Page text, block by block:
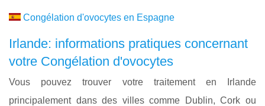
Congélation d'ovocytes en Espagne
Irlande: informations pratiques concernant
votre Congélation d'ovocytes
Vous pouvez trouver votre traitement en Irlande
principalement dans des villes comme Dublin, Cork ou